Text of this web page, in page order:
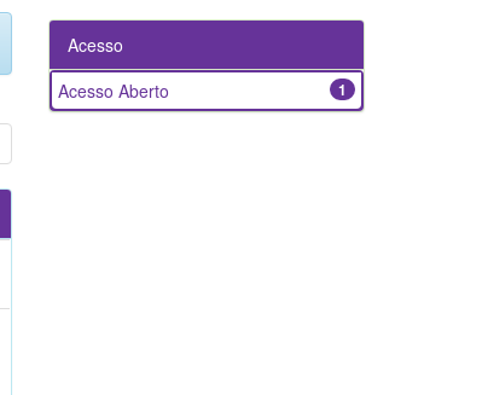
Acesso
1
Acesso Aberto